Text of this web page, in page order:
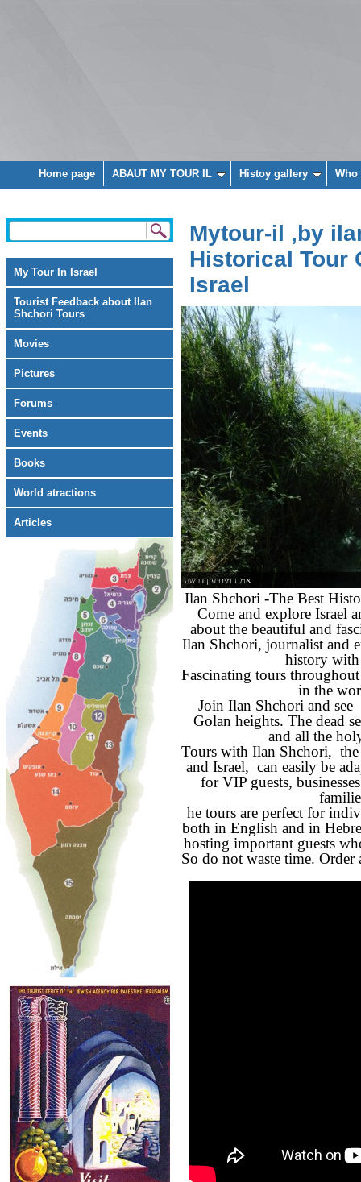
Home page ABAUT MY TOUR IL Histoy gallery
My Tour In Israel
Tourist Feedback about Ilan
Shchori Tours
Movies
Pictures
Forums
Events
Books
World atractions
Articles
Mytour-il ,by
Historical Tour
Israel
Ilan Shchori -The Best
Come and explore Israel
about the beautiful and
Ilan Shchori, journalist and
history with
Fascinating tours
in the
Join Ilan Shchori and see
Golan heights. The dead
and all the
Tours with Ilan Shchori,
and Israel, can easily be
for VIP guests,
he tours are perfect for
both in English and in
hosting important guests
So do not waste time.